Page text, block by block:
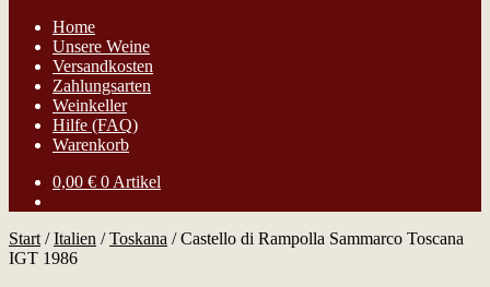
Home
Unsere Weine
Versandkosten
Zahlungsarten
Weinkeller
Hilfe (FAQ)
Warenkorb
0,00 € 0 Artikel
Start /Italien /Toskana /Castello di Rampolla Sammarco Toscana
IGT 1986